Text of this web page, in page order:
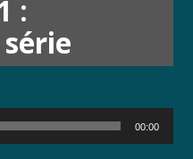
:
00:00